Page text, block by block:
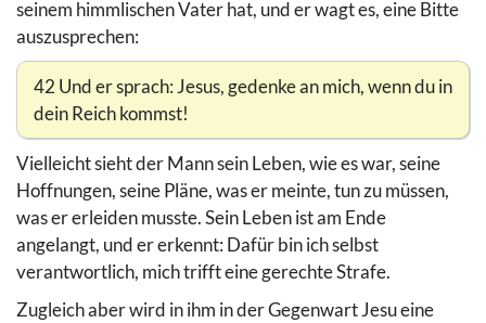
seinem himmlischen Vater hat, und er wagt es, eine Bitte
auszusprechen:
42 Und er sprach: Jesus, gedenke an mich, wenn du in
dein Reich kommst!
Vielleicht sieht der Mann sein Leben, wie es war, seine
Hoffnungen, seine Pläne, was er meinte, tun zu müssen,
was er erleiden musste. Sein Leben ist am Ende
angelangt, und er erkennt: Dafür bin ich selbst
verantwortlich, mich trifft eine gerechte Strafe.
Zugleich aber wird in ihm in der Gegenwart Jesu eine